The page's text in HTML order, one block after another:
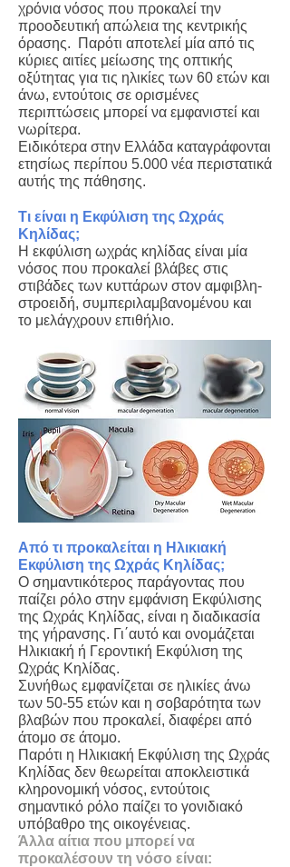
χρόνια νόσος που προκαλεί την
προοδευτική απώλεια της κεντρικής
όρασης. Παρότι αποτελεί μία από τις
κύριες αιτίες μείωσης της οπτικής
οξύτητας για τις ηλικίες των 60 ετών και
άνω, εντούτοις σε ορισμένες
περιπτώσεις μπορεί να εμφανιστεί και
νωρίτερα.
Ειδικότερα στην Ελλάδα καταγράφονται
ετησίως περίπου 5.000 νέα περιστατικά
αυτής της πάθησης.
Τι είναι η Εκφύλιση της Ωχράς
Κηλίδας;
Η εκφύλιση ωχράς κηλίδας είναι μία
νόσος που προκαλεί βλάβες στις
στιβάδες των κυττάρων στον αμφιβλη-
στροειδή, συμπεριλαμβανομένου και
το μελάγχρουν επιθήλιο.
Από τι προκαλείται η Ηλικιακή
Εκφύλιση της Ωχράς Κηλίδας;
Ο σημαντικότερος παράγοντας που
παίζει ρόλο στην εμφάνιση Εκφύλισης
της Ωχράς Κηλίδας, είναι η διαδικασία
της γήρανσης. Γι΄αυτό και ονομάζεται
Ηλικιακή ή Γεροντική Εκφύλιση της
Ωχράς Κηλίδας.
Συνήθως εμφανίζεται σε ηλικίες άνω
των 50-55 ετών και η σοβαρότητα των
βλαβών που προκαλεί, διαφέρει από
άτομο σε άτομο.
Παρότι η Ηλικιακή Εκφύλιση της Ωχράς
Κηλίδας δεν θεωρείται αποκλειστικά
κληρονομική νόσος, εντούτοις
σημαντικό ρόλο παίζει το γονιδιακό
υπόβαθρο της οικογένειας.
Άλλα αίτια που μπορεί να
προκαλέσουν τη νόσο είναι: